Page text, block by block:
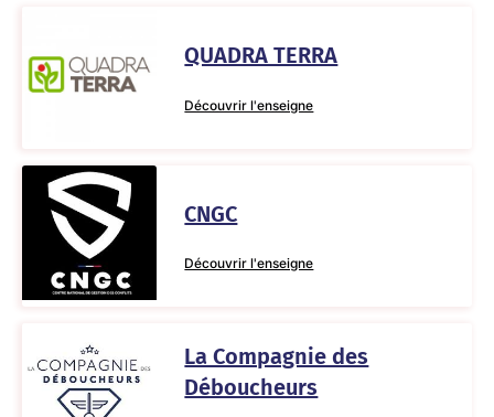
QUADRA TERRA
Découvrir l'enseigne
CNGC
Découvrir l'enseigne
La Compagnie des
Déboucheurs